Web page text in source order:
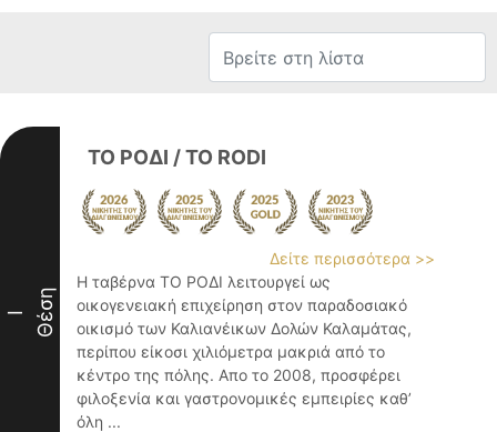
I Θέση
ΤΟ ΡΟΔΙ / TO RODI
Δείτε περισσότερα >>
Η ταβέρνα ΤΟ ΡΟΔΙ λειτουργεί ως
οικογενειακή επιχείρηση στον παραδοσιακό
οικισμό των Καλιανέικων Δολών Καλαμάτας,
περίπου είκοσι χιλιόμετρα μακριά από το
κέντρο της πόλης. Απο το 2008, προσφέρει
φιλοξενία και γαστρονομικές εμπειρίες καθ’
όλη ...